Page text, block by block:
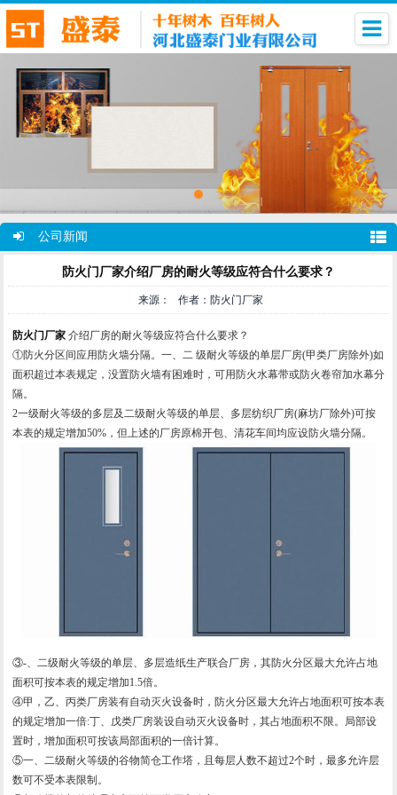
公司新闻
防火门厂家介绍厂房的耐火等级应符合什么要求？
来源： 作者：防火门厂家
防火门厂家 介绍厂房的耐火等级应符合什么要求？
①防火分区间应用防火墙分隔。一、二 级耐火等级的单层厂房(甲类厂房除外)如
面积超过本表规定，没置防火墙有困难时，可用防火水幕带或防火卷帘加水幕分
隔。
2一级耐火等级的多层及二级耐火等级的单层、多层纺织厂房(麻坊厂除外)可按
本表的规定增加50%，但上述的厂房原棉开包、清花车间均应设防火墙分隔。
③-、二级耐火等级的单层、多层造纸生产联合厂房，其防火分区最大允许占地
面积可按本表的规定增加1.5倍。
④甲，乙、丙类厂房装有自动灭火设备时，防火分区最大允许占地面积可按本表
的规定增加一倍:丁、戊类厂房装设自动灭火设备时，其占地面积不限。局部设
置时，增加面积可按该局部面积的一倍计算。
⑤一、二级耐火等级的谷物简仓工作塔，且每层人数不超过2个时，最多允许层
数可不受本表限制。